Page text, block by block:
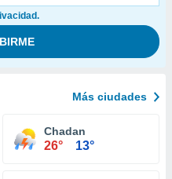
Más ciudades
Chadan
26° 13°